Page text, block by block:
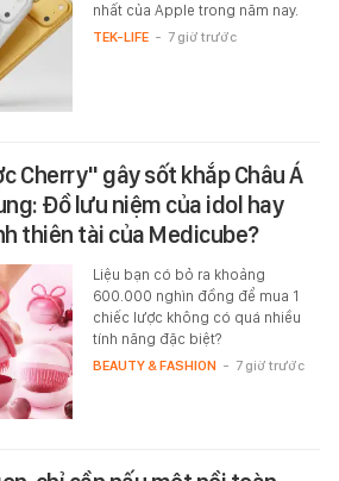
nhất của Apple trong năm nay.
TEK-LIFE - 7 giờ trước
Cherry" gây sốt khắp Châu Á
Đồ lưu niệm của idol hay
thiên tài của Medicube?
Liệu bạn có bỏ ra khoảng
600.000 nghìn đồng để mua 1
chiếc lược không có quá nhiều
tính năng đặc biệt?
BEAUTY & FASHION - 7 giờ trước